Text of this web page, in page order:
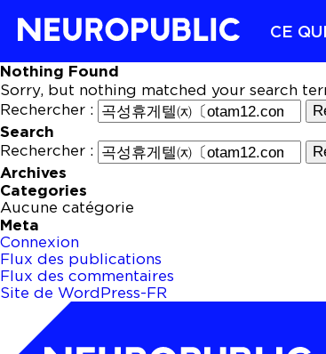
CE
Nothing Found
Sorry, but nothing matched your search
Rechercher :
Search
Rechercher :
Archives
Categories
Aucune catégorie
Meta
Connexion
Flux des publications
Flux des commentaires
Site de WordPress-FR